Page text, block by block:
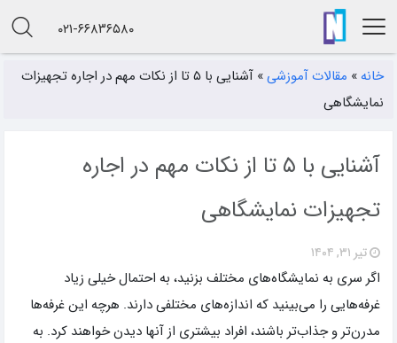
۰۲۱-۶۶۸۳۶۵۸۰
خانه » مقالات آموزشی»
آشنایی با ۵ تا از نکات مهم در اجاره تجهیزات
نمایشگاهی
آشنایی با ۵ تا از نکات مهم در اجاره
تجهیزات نمایشگاهی
تیر ۳۱, ۱۴۰۴
اگر سری به نمایشگاه‌های مختلف بزنید، به احتمال خیلی زیاد
غرفه‌هایی را می‌بینید که اندازه‌های مختلفی دارند. هرچه این غرفه‌ها
مدرن‌تر و جذاب‌تر باشند، افراد بیشتری از آنها دیدن خواهند کرد. به